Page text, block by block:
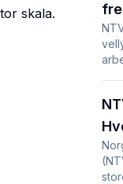
skala.